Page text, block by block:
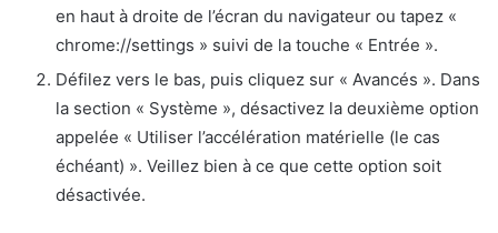
en haut à droite de l’écran du navigateur ou tapez «
chrome://settings » suivi de la touche « Entrée ».
Défilez vers le bas, puis cliquez sur « Avancés ». Dans
la section « Système », désactivez la deuxième option
appelée « Utiliser l’accélération matérielle (le cas
échéant) ». Veillez bien à ce que cette option soit
désactivée.